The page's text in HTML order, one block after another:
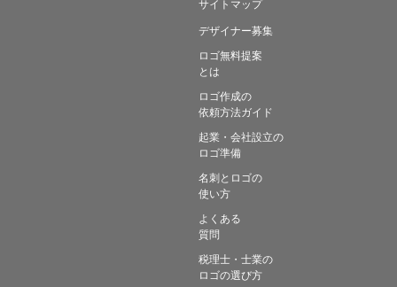
サイトマップ
デザイナー募集
ロゴ無料提案
とは
ロゴ作成の
依頼方法ガイド
起業・会社設立の
ロゴ準備
名刺とロゴの
使い方
よくある
質問
税理士・士業の
ロゴの選び方